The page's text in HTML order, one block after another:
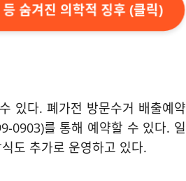
숨겨진 의학적 징후 (클릭)
있다. 폐가전 방문수거 배출예약
0903)를 통해 예약할 수 있다. 일
도 추가로 운영하고 있다.